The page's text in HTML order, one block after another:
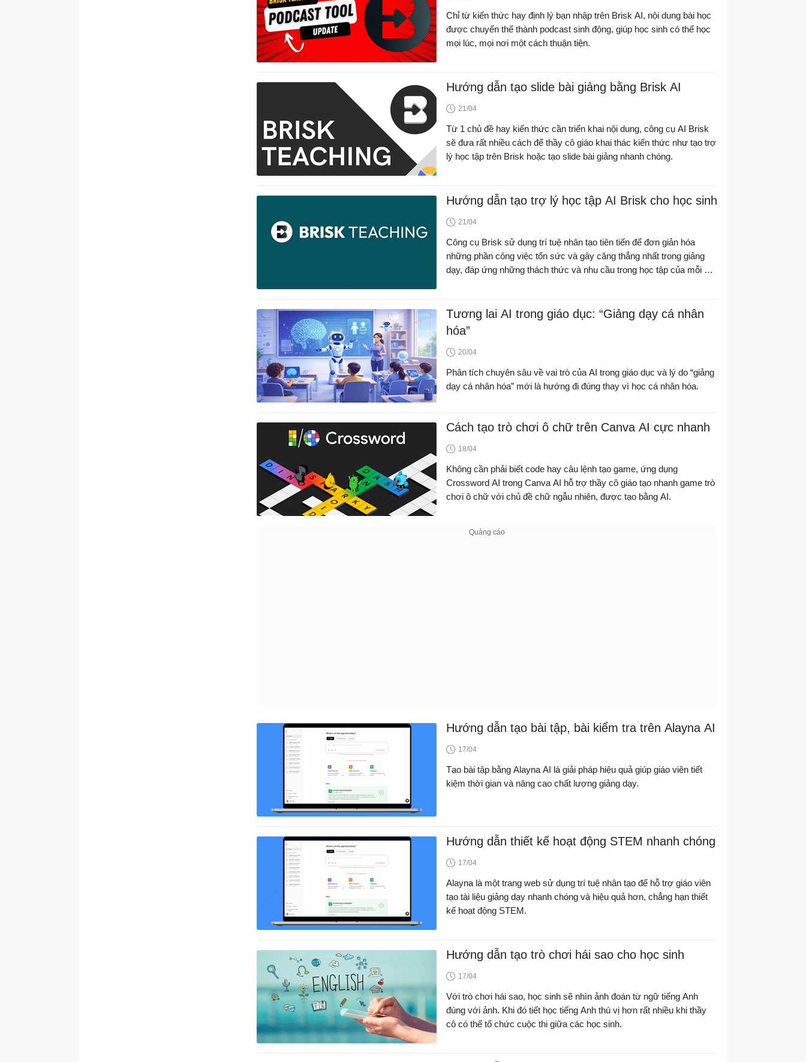
Chỉ từ kiến thức hay định lý bạn nhập trên Brisk AI, nội dung bài học
được chuyển thể thành podcast sinh động, giúp học sinh có thể học
mọi lúc, mọi nơi một cách thuận tiện.
Hướng dẫn tạo slide bài giảng bằng Brisk AI
21/04
Từ 1 chủ đề hay kiến thức cần triển khai nội dung, công cụ AI Brisk
sẽ đưa rất nhiều cách để thầy cô giáo khai thác kiến thức như tạo trợ
lý học tập trên Brisk hoặc tạo slide bài giảng nhanh chóng.
Hướng dẫn tạo trợ lý học tập AI Brisk cho học sinh
21/04
Công cụ Brisk sử dụng trí tuệ nhân tạo tiên tiến để đơn giản hóa
những phần công việc tốn sức và gây căng thẳng nhất trong giảng
dạy, đáp ứng những thách thức và nhu cầu trong học tập của mỗi em
Tương lai AI trong giáo dục: “Giảng dạy cá nhân
hóa”
20/04
Phân tích chuyên sâu về vai trò của AI trong giáo dục và lý do “giảng
dạy cá nhân hóa” mới là hướng đi đúng thay vì học cá nhân hóa.
Cách tạo trò chơi ô chữ trên Canva AI cực nhanh
18/04
Không cần phải biết code hay câu lệnh tạo game, ứng dụng
Crossword AI trong Canva AI hỗ trợ thầy cô giáo tạo nhanh game trò
chơi ô chữ với chủ đề chữ ngẫu nhiên, được tạo bằng AI.
Hướng dẫn tạo bài tập, bài kiểm tra trên Alayna AI
17/04
Tạo bài tập bằng Alayna AI là giải pháp hiệu quả giúp giáo viên tiết
kiệm thời gian và nâng cao chất lượng giảng dạy.
Hướng dẫn thiết kế hoạt động STEM nhanh chóng
17/04
Alayna là một trang web sử dụng trí tuệ nhân tạo để hỗ trợ giáo viên
tạo tài liệu giảng dạy nhanh chóng và hiệu quả hơn, chẳng hạn thiết
kế hoạt động STEM.
Hướng dẫn tạo trò chơi hái sao cho học sinh
17/04
Với trò chơi hái sao, học sinh sẽ nhìn ảnh đoán từ ngữ tiếng Anh
đúng với ảnh. Khi đó tiết học tiếng Anh thú vị hơn rất nhiều khi thầy
cô có thể tổ chức cuộc thi giữa các học sinh.